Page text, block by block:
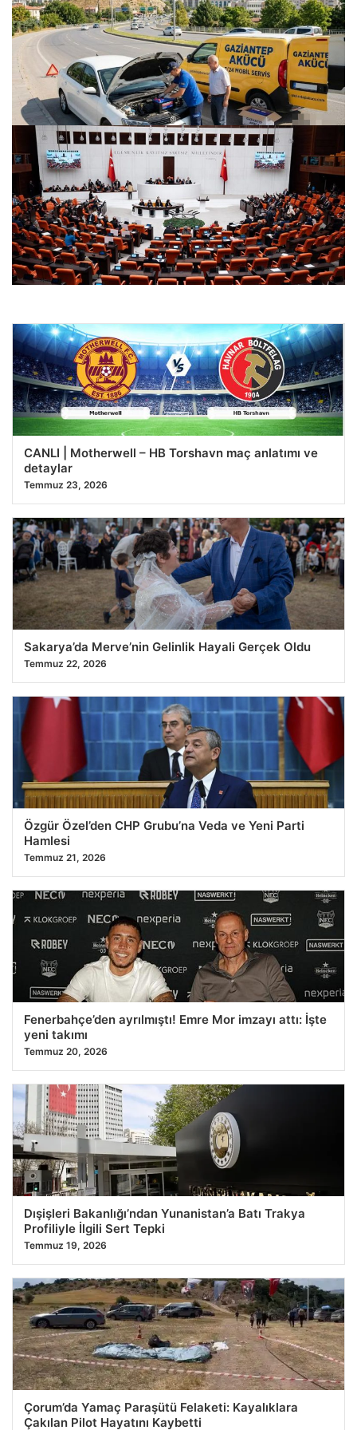
Gaziantep Şehir İlçeleri Otomobil Güç Donanımları –
Gaziantep Akücü
24.07.2026 22:10
CHP sandalye sayısı kaç oldu: Yeni Parti kuruldu, CHP’nin
milletvekili sayısı değişti… İşte CHP’nin milletvekili sayısı
24.07.2026 12:55
CANLI | Motherwell – HB Torshavn maç anlatımı ve
detaylar
Temmuz 23, 2026
Sakarya’da Merve’nin Gelinlik Hayali Gerçek Oldu
Temmuz 22, 2026
Özgür Özel’den CHP Grubu’na Veda ve Yeni Parti
Hamlesi
Temmuz 21, 2026
Fenerbahçe’den ayrılmıştı! Emre Mor imzayı attı: İşte
yeni takımı
Temmuz 20, 2026
Dışişleri Bakanlığı’ndan Yunanistan’a Batı Trakya
Profiliyle İlgili Sert Tepki
Temmuz 19, 2026
Çorum’da Yamaç Paraşütü Felaketi: Kayalıklara
Çakılan Pilot Hayatını Kaybetti